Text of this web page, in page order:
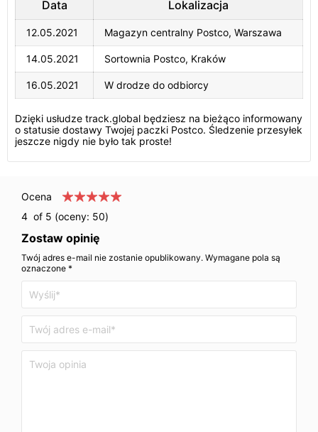
Data Lokalizacja
12.05.2021 Magazyn centralny Postco, Warszawa
14.05.2021 Sortownia Postco, Kraków
16.05.2021 W drodze do odbiorcy
Dzięki usłudze track.global będziesz na bieżąco informowany
o statusie dostawy Twojej paczki Postco. Śledzenie przesyłek
jeszcze nigdy nie było tak proste!
Ocena
4 of 5 (oceny: 50)
Zostaw opinię
Twój adres e-mail nie zostanie opublikowany. Wymagane pola są
oznaczone *